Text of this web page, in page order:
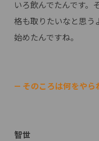
いろ飲んでたんです。
格も取りたいなと思う
始めたんですね。
— そのころは何をやら
智世